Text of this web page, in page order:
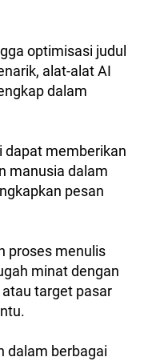
optimisasi judul
alat-alat AI
dalam
dapat memberikan
manusia dalam
pesan
proses menulis
minat dengan
target pasar
dalam berbagai